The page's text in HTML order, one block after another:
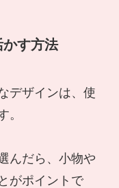
す方法
デザインは、使
。
んだら、小物や
がポイントで